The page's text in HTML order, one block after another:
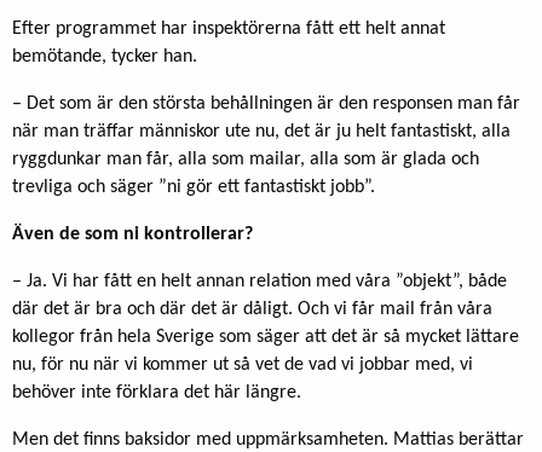
Efter programmet har inspektörerna fått ett helt annat
bemötande, tycker han.
– Det som är den största behållningen är den responsen man får
när man träffar människor ute nu, det är ju helt fantastiskt, alla
ryggdunkar man får, alla som mailar, alla som är glada och
trevliga och säger ”ni gör ett fantastiskt jobb”.
Även de som ni kontrollerar?
– Ja. Vi har fått en helt annan relation med våra ”objekt”, både
där det är bra och där det är dåligt. Och vi får mail från våra
kollegor från hela Sverige som säger att det är så mycket lättare
nu, för nu när vi kommer ut så vet de vad vi jobbar med, vi
behöver inte förklara det här längre.
Men det finns baksidor med uppmärksamheten. Mattias berättar